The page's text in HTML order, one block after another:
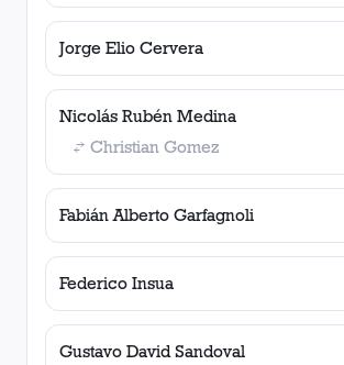
Jorge Elio Cervera
Nicolás Rubén Medina
Christian Gomez
Fabián Alberto Garfagnoli
Federico Insua
Gustavo David Sandoval